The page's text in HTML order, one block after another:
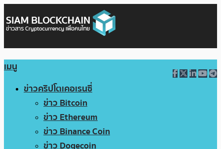
เมนู
ข่าวคริปโตเคอเรนซี่
ข่าว Bitcoin
ข่าว Ethereum
ข่าว Binance Coin
ข่าว Dogecoin